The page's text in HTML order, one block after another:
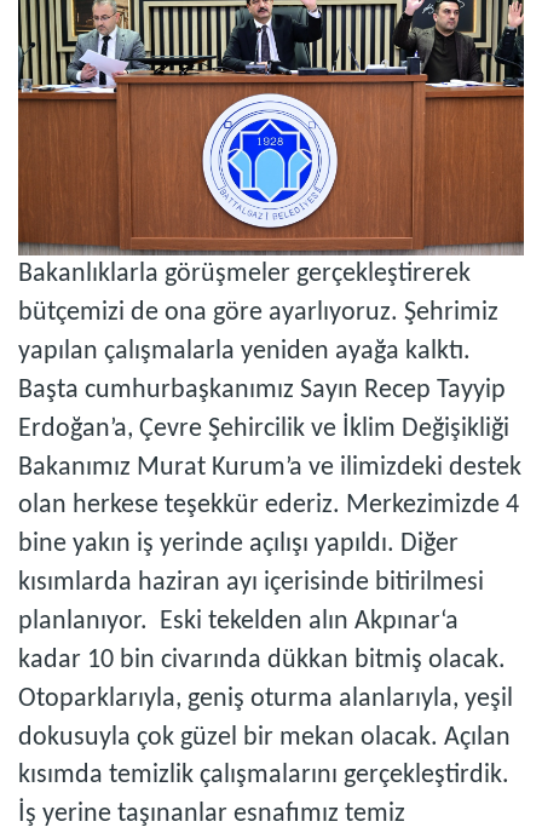
Bakanlıklarla görüşmeler gerçekleştirerek
bütçemizi de ona göre ayarlıyoruz. Şehrimiz
yapılan çalışmalarla yeniden ayağa kalktı.
Başta cumhurbaşkanımız Sayın Recep Tayyip
Erdoğan’a, Çevre Şehircilik ve İklim Değişikliği
Bakanımız Murat Kurum’a ve ilimizdeki destek
olan herkese teşekkür ederiz. Merkezimizde 4
bine yakın iş yerinde açılışı yapıldı. Diğer
kısımlarda haziran ayı içerisinde bitirilmesi
planlanıyor. Eski tekelden alın Akpınar‘a
kadar 10 bin civarında dükkan bitmiş olacak.
Otoparklarıyla, geniş oturma alanlarıyla, yeşil
dokusuyla çok güzel bir mekan olacak. Açılan
kısımda temizlik çalışmalarını gerçekleştirdik.
İş yerine taşınanlar esnafımız temiz